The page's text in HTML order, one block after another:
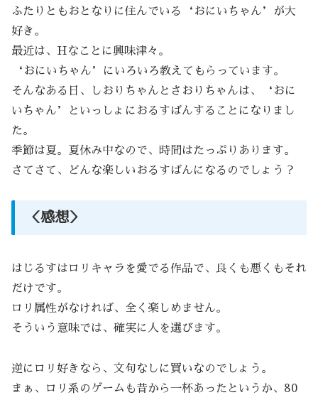
ふたりともおとなりに住んでいる‘おにいちゃん’が大
好き。
最近は、Hなことに興味津々。
‘おにいちゃん’にいろいろ教えてもらっています。
そんなある日、しおりちゃんとさおりちゃんは、‘おに
いちゃん’といっしょにおるすばんすることになりまし
た。
季節は夏。夏休み中なので、時間はたっぷりあります。
さてさて、どんな楽しいおるすばんになるのでしょう？
＜感想＞
はじるすはロリキャラを愛でる作品で、良くも悪くもそれ
だけです。
ロリ属性がなければ、全く楽しめません。
そういう意味では、確実に人を選びます。
逆にロリ好きなら、文句なしに買いなのでしょう。
まぁ、ロリ系のゲームも昔から一杯あったというか、80